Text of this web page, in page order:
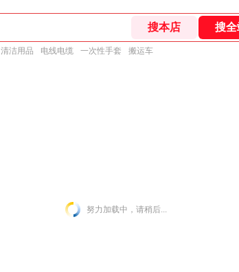
清洁用品 电线电缆 一次性手套 搬运车
努力加载中，请稍后...